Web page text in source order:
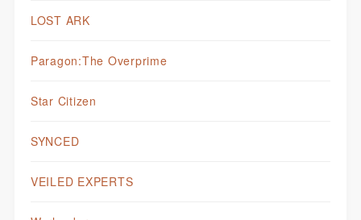
LOST ARK
Paragon:The Overprime
Star Citizen
SYNCED
VEILED EXPERTS